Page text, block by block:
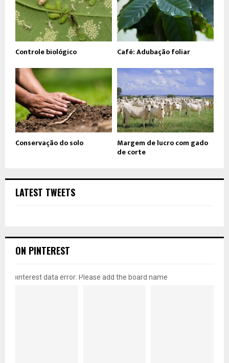
Controle biológico Café: Adubação foliar
Conservação do solo Margem de lucro com gado
de corte
LATEST TWEETS
ON PINTEREST
pinterest data error: Please add the board name